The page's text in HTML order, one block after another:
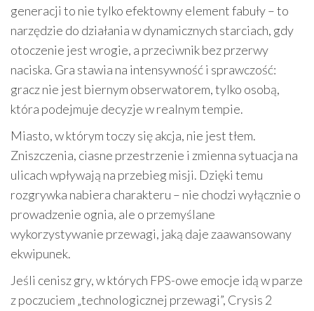
generacji to nie tylko efektowny element fabuły – to
narzędzie do działania w dynamicznych starciach, gdy
otoczenie jest wrogie, a przeciwnik bez przerwy
naciska. Gra stawia na intensywność i sprawczość:
gracz nie jest biernym obserwatorem, tylko osobą,
która podejmuje decyzje w realnym tempie.
Miasto, w którym toczy się akcja, nie jest tłem.
Zniszczenia, ciasne przestrzenie i zmienna sytuacja na
ulicach wpływają na przebieg misji. Dzięki temu
rozgrywka nabiera charakteru – nie chodzi wyłącznie o
prowadzenie ognia, ale o przemyślane
wykorzystywanie przewagi, jaką daje zaawansowany
ekwipunek.
Jeśli cenisz gry, w których FPS-owe emocje idą w parze
z poczuciem „technologicznej przewagi”, Crysis 2